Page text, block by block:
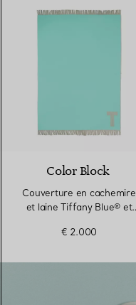
Color Block
Couverture en cachemire
et laine Tiffany Blue® et
€ 2.000